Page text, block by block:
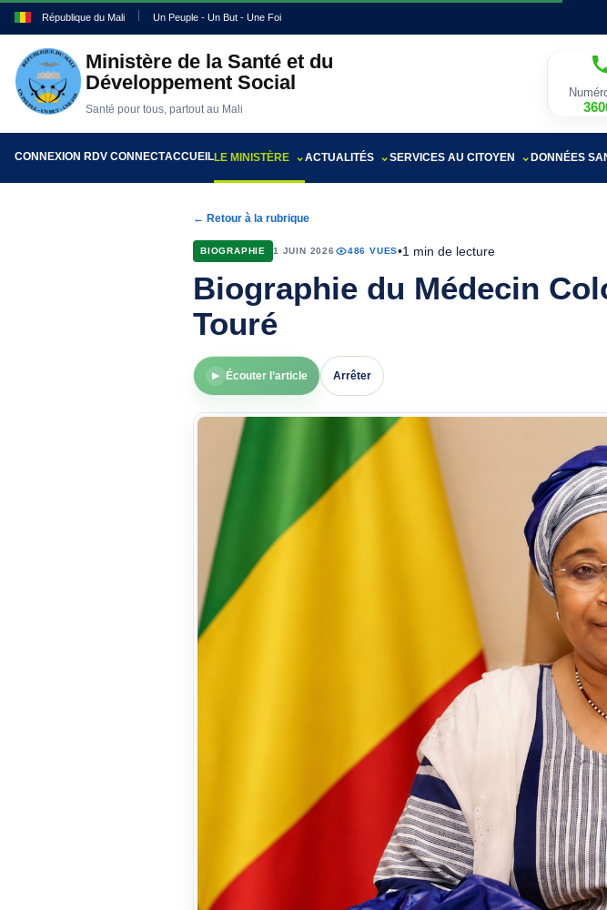
République du Mali Un Peuple - Un But - Une Foi
Ministère de la Santé et du
Développement Social
Santé pour tous, partout au Mali
CONNEXION RDV CONNECTACCUEILLE MINISTÈRE ACTUALITÉS SERVICES AU CITOYEN DONNÉES
← Retour à la rubrique
BIOGRAPHIE 1 JUIN 2026 486 VUES•1 min de lecture
Biographie du Médecin
Touré
▶ Écouter l’article Arrêter